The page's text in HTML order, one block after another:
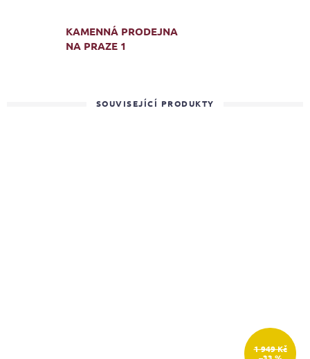
KAMENNÁ PRODEJNA
NA PRAZE 1
SOUVISEJÍCÍ PRODUKTY
1 949 Kč